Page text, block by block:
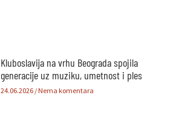
Kluboslavija na vrhu Beograda spojila
generacije uz muziku, umetnost i ples
24.06.2026 Nema komentara